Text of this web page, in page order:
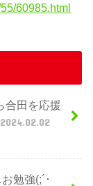
60985.html
合田を応援
2024.02.02
勉強(;´･